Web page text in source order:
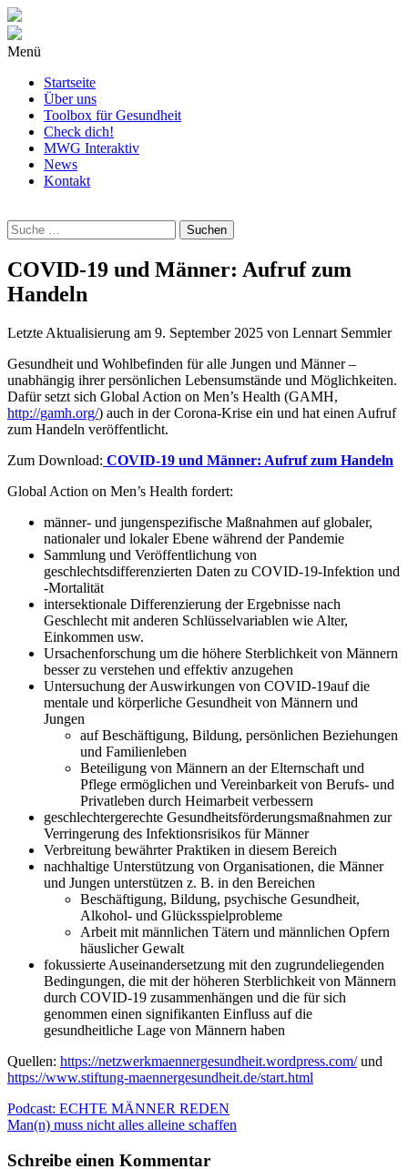
Menü
Startseite
Über uns
Toolbox für Gesundheit
Check dich!
MWG Interaktiv
News
Kontakt
suchst
Du?
COVID-19 und Männer: Aufruf zum
Handeln
Letzte Aktualisierung am 9. September 2025 von Lennart Semmler
Gesundheit und Wohlbefinden für alle Jungen und Männer –
unabhängig ihrer persönlichen Lebensumstände und Möglichkeiten.
Dafür setzt sich Global Action on Men’s Health (GAMH,
http://gamh.org/) auch in der Corona-Krise ein und hat einen Aufruf
zum Handeln veröffentlicht.
Zum Download: COVID-19 und Männer: Aufruf zum Handeln
Global Action on Men’s Health fordert:
männer- und jungenspezifische Maßnahmen auf globaler,
nationaler und lokaler Ebene während der Pandemie
Sammlung und Veröffentlichung von
geschlechtsdifferenzierten Daten zu COVID-19-Infektion und
-Mortalität
intersektionale Differenzierung der Ergebnisse nach
Geschlecht mit anderen Schlüsselvariablen wie Alter,
Einkommen usw.
Ursachenforschung um die höhere Sterblichkeit von Männern
besser zu verstehen und effektiv anzugehen
Untersuchung der Auswirkungen von COVID-19auf die
mentale und körperliche Gesundheit von Männern und
Jungen
auf Beschäftigung, Bildung, persönlichen Beziehungen
und Familienleben
Beteiligung von Männern an der Elternschaft und
Pflege ermöglichen und Vereinbarkeit von Berufs- und
Privatleben durch Heimarbeit verbessern
geschlechtergerechte Gesundheitsförderungsmaßnahmen zur
Verringerung des Infektionsrisikos für Männer
Verbreitung bewährter Praktiken in diesem Bereich
nachhaltige Unterstützung von Organisationen, die Männer
und Jungen unterstützen z. B. in den Bereichen
Beschäftigung, Bildung, psychische Gesundheit,
Alkohol- und Glücksspielprobleme
Arbeit mit männlichen Tätern und männlichen Opfern
häuslicher Gewalt
fokussierte Auseinandersetzung mit den zugrundeliegenden
Bedingungen, die mit der höheren Sterblichkeit von Männern
durch COVID-19 zusammenhängen und die für sich
genommen einen signifikanten Einfluss auf die
gesundheitliche Lage von Männern haben
Quellen: https://netzwerkmaennergesundheit.wordpress.com/und
https://www.stiftung-maennergesundheit.de/start.html
Beitragsnavigation
Podcast: ECHTE MÄNNER REDEN
Man(n) muss nicht alles alleine schaffen
Schreibe einen Kommentar